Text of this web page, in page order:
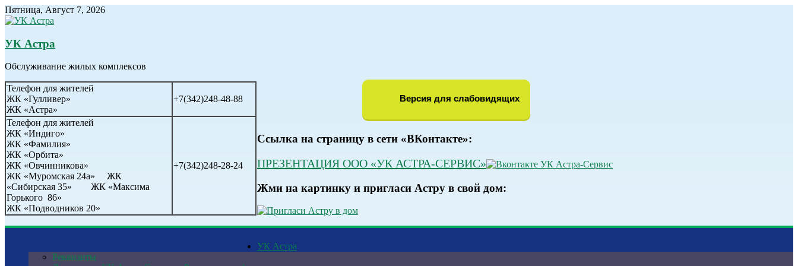
Пятница, Август 7, 2026
УК Астра
Обслуживание жилых комплексов
Телефон для жителей
ЖК «Гулливер»
ЖК «Астра»
+7(342)248-48-88
Телефон для жителей
ЖК «Индиго»
ЖК «Фамилия»
ЖК «Орбита»
ЖК «Овчинникова»
ЖК «Муромская 24а» ЖК
«Сибирская 35» ЖК «Максима
Горького 86»
ЖК «Подводников 20»
+7(342)248-28-24
Версия для слабовидящих
Ссылка на страницу в сети «ВКонтакте»:
ПРЕЗЕНТАЦИЯ ООО «УК АСТРА-СЕРВИС»
Жми на картинку и пригласи Астру в свой дом:
УК Астра
Реквизиты